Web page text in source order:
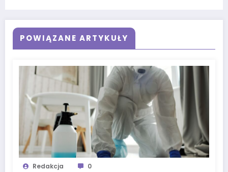
POWIĄZANE ARTYKUŁY
Redakcja 0